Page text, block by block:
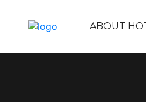
ABOUT